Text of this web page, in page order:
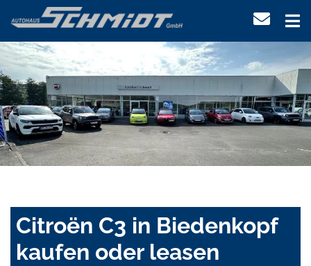
Citroën C3 in Biedenkopf
kaufen oder leasen